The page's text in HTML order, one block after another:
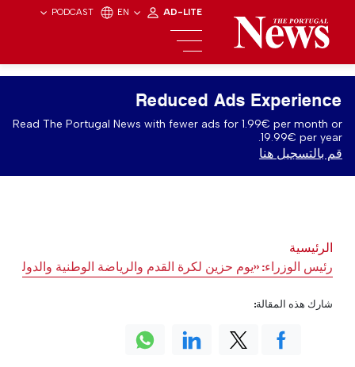
PODCAST EN AD-LITE
Reduced Ads Experience
Read The Portugal News with fewer ads for 1.99€ per month or
19.99€ per year.
قم بالتسجيل هنا
الرئيسية
رئيس الوزراء: «يوم حزين لكرة القدم والرياضة الوطنية والدولية»
شارك هذه المقالة: